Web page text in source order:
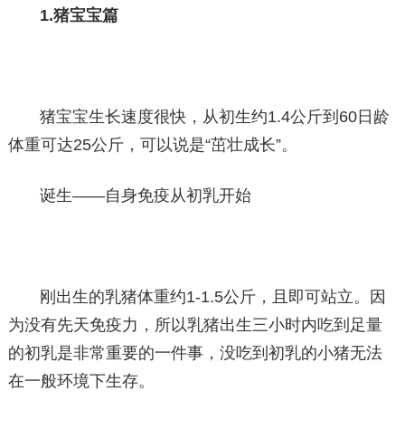
1.猪宝宝篇
猪宝宝生长速度很快，从初生约1.4公斤到60日龄
体重可达25公斤，可以说是“茁壮成长”。
诞生——自身免疫从初乳开始
刚出生的乳猪体重约1-1.5公斤，且即可站立。因
为没有先天免疫力，所以乳猪出生三小时内吃到足量
的初乳是非常重要的一件事，没吃到初乳的小猪无法
在一般环境下生存。